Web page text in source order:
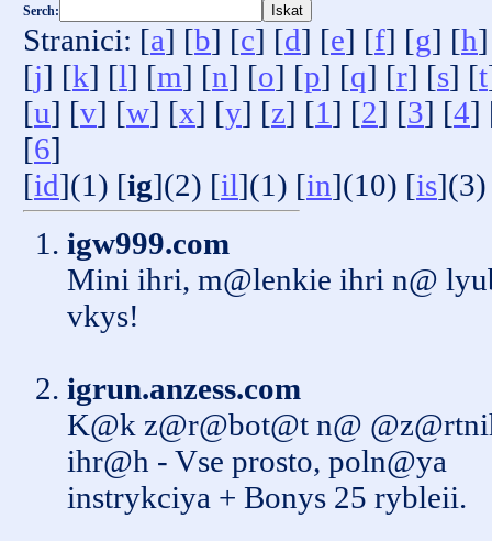
Serch:
Stranici: [a] [b] [c] [d] [e] [f] [g] [h
[j] [k] [l] [m] [n] [o] [p] [q] [r] [s] [t
[u] [v] [w] [x] [y] [z] [1] [2] [3] [4]
[6]
[id](1) [ig](2) [il](1) [in](10) [is](3)
igw999.com
Mini ihri, m@lenkie ihri n@
vkys!
igrun.anzess.com
K@k z@r@bot@t n@
ihr@h - Vse prosto, poln@ya
instrykciya + Bonys 25 rybleii.